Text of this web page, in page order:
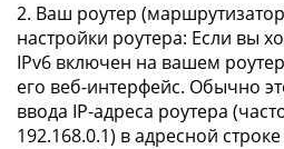
2. Ваш роутер
настройки роутера: Если вы
IPv6 включен на вашем
его веб-интерфейс. Обычно
ввода IP-адреса роутера
192.168.0.1) в адресной